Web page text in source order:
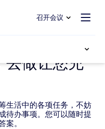
召开会议
去做让您充
生活中的各项任务，不妨
待办事项。您可以随时提
。